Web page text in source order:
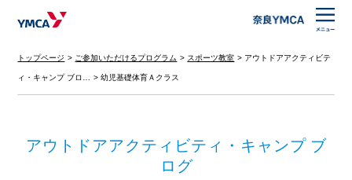
トップページ ご参加いただけるプログラム スポーツ教室 アウトドアアクティビテ
ィ・キャンプ ブロ… 幼児基礎体育Ａクラス
アウトドアアクティビティ・キャンプ ブ
ログ